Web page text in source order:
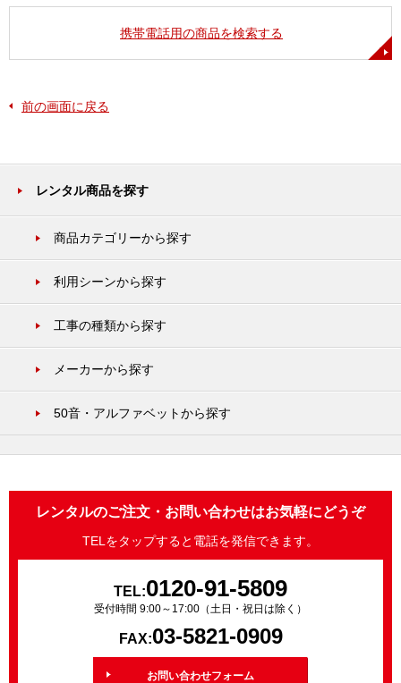
携帯電話用の商品を検索する
前の画面に戻る
レンタル商品を探す
商品カテゴリーから探す
利用シーンから探す
工事の種類から探す
メーカーから探す
50音・アルファベットから探す
レンタルのご注文・お問い合わせはお気軽にどうぞ
TELをタップすると電話を発信できます。
TEL:0120-91-5809
受付時間 9:00～17:00（土日・祝日は除く）
FAX:03-5821-0909
お問い合わせフォーム